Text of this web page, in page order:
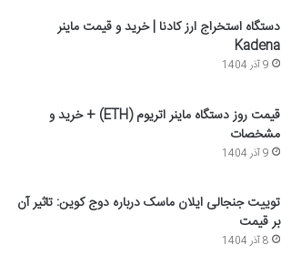
دستگاه استخراج ارز کادنا | خرید و قیمت ماینر
Kadena
9 آذر 1404
قیمت روز دستگاه ماینر اتریوم (ETH) + خرید و
مشخصات
9 آذر 1404
توییت جنجالی ایلان ماسک درباره دوج کوین: تاثیر آن
بر قیمت
8 آذر 1404